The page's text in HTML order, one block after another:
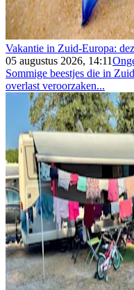
Vakantie in Zuid-Europa:
05 augustus 2026, 14:11
Sommige beestjes die in
overlast veroorzaken...